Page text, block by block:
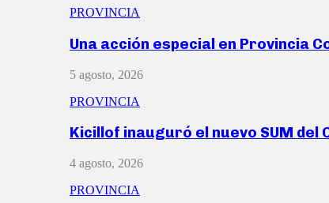
PROVINCIA
Una acción especial en Provincia
5 agosto, 2026
PROVINCIA
Kicillof inauguró el nuevo SUM
4 agosto, 2026
PROVINCIA